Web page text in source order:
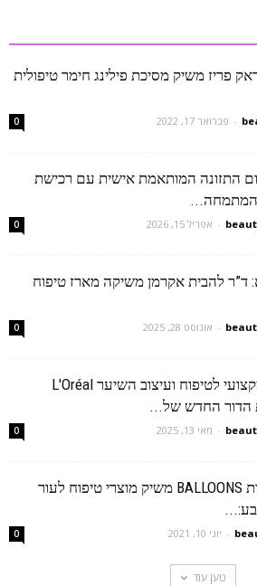
פריז משיק מסיכת פילינג חימר טיפולית
- פברואר 17, 2022 0
התזונה המותאמת אישית עם רכישת
- אפריל 15, 2026 0
להבית אקרמן משיקה מארז טיפוח
- אוגוסט 28, 2025 0
חדש בישראל: המותג המקצועי לטיפוח ועיצוב השיער L'Oréal
- מאי 13, 2025 0
מותג הטואלטיקה לצעירות BALLOONS משיק מוצרי טיפוח לעור
- יוני 10, 2021 0
טען עוד